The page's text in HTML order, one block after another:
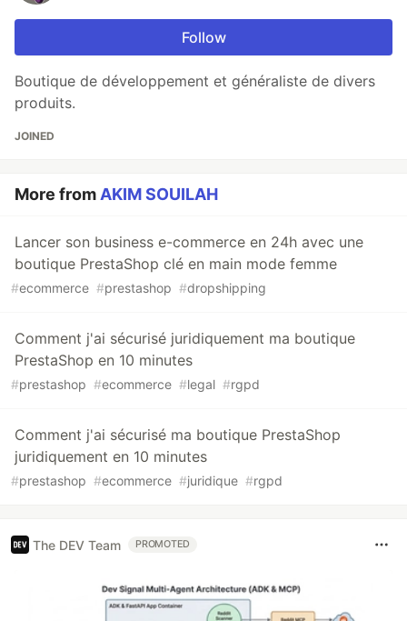
Follow
Boutique de développement et généraliste de divers
produits.
JOINED
More fromAKIM SOUILAH
Lancer son business e-commerce en 24h avec une
boutique PrestaShop clé en main mode femme
#ecommerce #prestashop #dropshipping
Comment j'ai sécurisé juridiquement ma boutique
PrestaShop en 10 minutes
#prestashop #ecommerce #legal #rgpd
Comment j'ai sécurisé ma boutique PrestaShop
juridiquement en 10 minutes
#prestashop #ecommerce #juridique #rgpd
The DEV Team PROMOTED